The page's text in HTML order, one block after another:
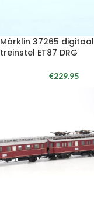
Märklin 37265 digitaal
treinstel ET87 DRG
€229.95